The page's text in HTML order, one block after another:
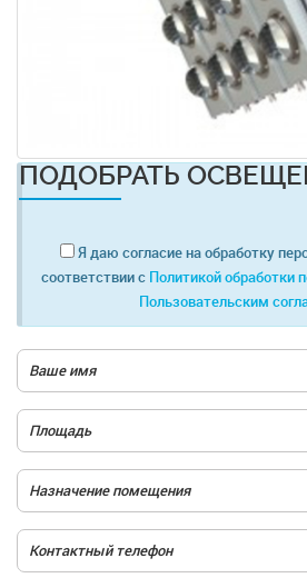
ПОДОБРАТЬ
Я даю согласие на обработку
соответствии с Политикой обработки
Пользовательским